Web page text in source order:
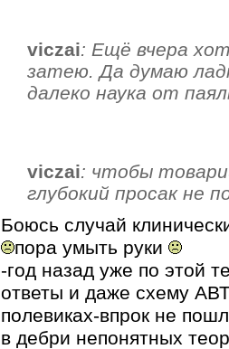
viczai: Ещё вчера
затею. Да думаю
далеко наука от
viczai: чтобы
глубокий просак не
Боюсь случай
пора умыть руки
-год назад уже по этой
ответы и даже схему
полевиках-впрок не
в дебри непонятных